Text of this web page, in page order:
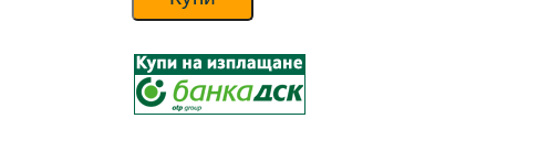
климатик
PSA-
M140KA/PUZ-
ZM140VKA